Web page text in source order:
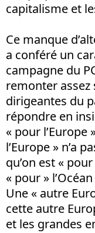
capitalisme et
Ce manque
a conféré un
campagne du
remonter assez
dirigeantes du
répondre en
« pour l’Europe
l’Europe » n’a
qu’on est «
« pour »
Une « autre
cette autre
et les grandes